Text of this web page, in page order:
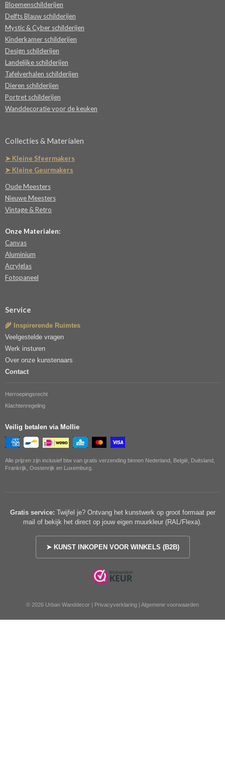
Bloemenschilderijen
Delfts Blauw schilderijen
Mystic & Cyber schilderijen
Kinderkamer schilderijen
Design schilderijen
Landelijke schilderijen
Tafelverhalen schilderijen
Dieren schilderijen
Portret schilderijen
Wanddecoratie voor de keuken
Collecties & Materialen
➤ Kleine Sfeermakers
➤ Kleine Geurmakers
Oude Meesters
Nieuwe Meesters
Vintage & Retro
Onze Materialen:
Canvas
Aluminium
Acrylglas
Fotopaneel
Service
🌾 Inspirerende Ruimtes
Veelgestelde vragen
Werk insturen
Over onze kunstenaars
Contact
Herroepingsrecht
Klachtenregeling
Veilig betalen via Mollie
Alle prijzen zijn inclusief btw van gratis verzending binnen Nederland, België, Duitsland,
Frankrijk, Oostenrijk en Luxemburg.
Gratis service: Twijfel je? Ontvang het kunstwerk op groot formaat per
mail of bekijk het direct op jouw eigen muurkleur (RAL/Flexa).
➤ KUNST INKOPEN VOOR WINKELS (B2B)
© 2026 Urban Wanddecor | Privacyverklaring | Algemene voorwaarden